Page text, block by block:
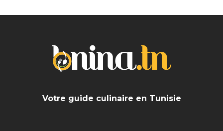
Votre guide culinaire en Tunisie